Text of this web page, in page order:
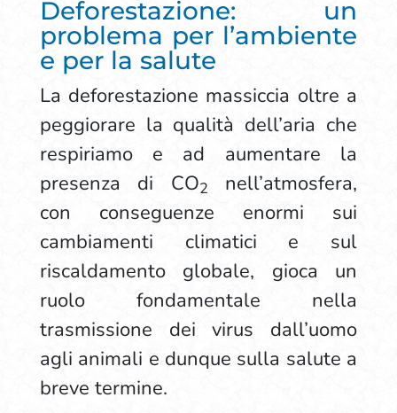
Deforestazione: un
problema per l’ambiente
e per la salute
La deforestazione massiccia oltre a
peggiorare la qualità dell’aria che
respiriamo e ad aumentare la
presenza di CO2
nell’atmosfera,
con conseguenze enormi sui
cambiamenti climatici e sul
riscaldamento globale, gioca un
ruolo fondamentale nella
trasmissione dei virus dall’uomo
agli animali e dunque sulla salute a
breve termine.